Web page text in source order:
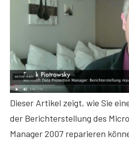
Dieser Artikel zeigt, wie Sie
der Berichterstellung des
Manager 2007 reparieren